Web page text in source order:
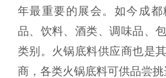
年最重要的展会。如今成
品、饮料、酒类、调味品、
类别。火锅底料供应商也是
商，各类火锅底料可供品尝挑